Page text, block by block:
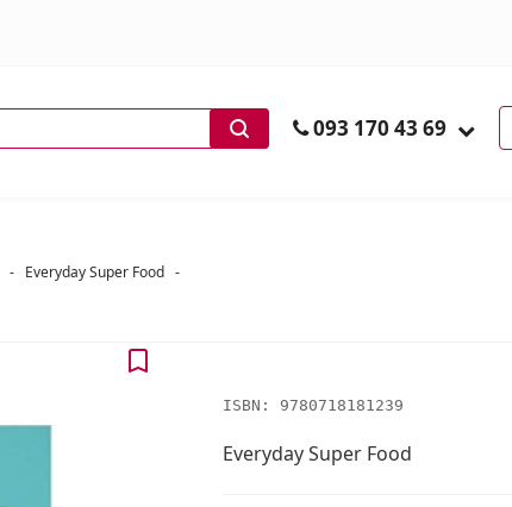
093 170 43 69
- Everyday Super Food -
ISBN: 9780718181239
Everyday Super Food